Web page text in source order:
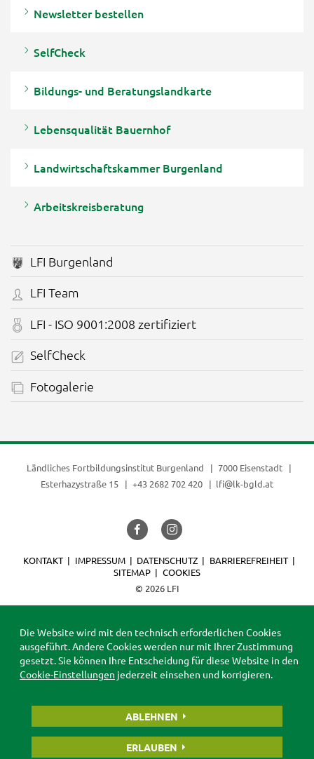
Newsletter bestellen
SelfCheck
Bildungs- und Beratungslandkarte
Lebensqualität Bauernhof
Landwirtschaftskammer Burgenland
Arbeitskreisberatung
LFI Burgenland
LFI Team
LFI - ISO 9001:2008 zertifiziert
SelfCheck
Fotogalerie
Ländliches Fortbildungsinstitut Burgenland
7000 Eisenstadt
Esterhazystraße 15
+43 2682 702 420 lfi@lk-bgld.at
© 2026 LFI
KONTAKT IMPRESSUM DATENSCHUTZ
BARRIEREFREIHEIT
SITEMAP
COOKIES
Die Website wird mit den technisch erforderlichen Cookies
ausgeführt. Andere Cookies werden nur mit Ihrer Zustimmung
gesetzt. Sie können Ihre Entscheidung für diese Website in den
Cookie-Einstellungen jederzeit einsehen und korrigieren.
ABLEHNEN
ERLAUBEN